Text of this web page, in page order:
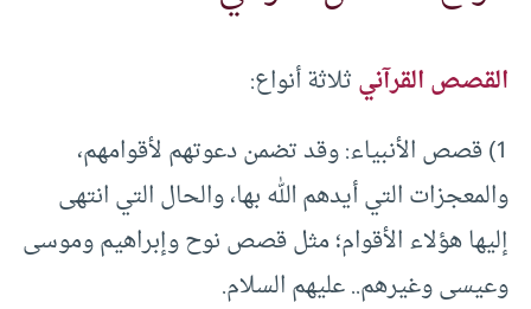
القصص القرآنيثلاثة أنواع:
1) قصص الأنبياء: وقد تضمن دعوتهم لأقوامهم،
والمعجزات التي أيدهم الله بها، والحال التي انتهى
إليها هؤلاء الأقوام؛ مثل قصص نوح وإبراهيم وموسى
وعيسى وغيرهم.. عليهم السلام.